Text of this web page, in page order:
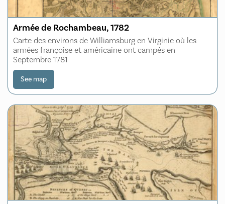
Armée de Rochambeau, 1782
Carte des environs de Williamsburg en Virginie où les
armées françoise et américaine ont campés en
Septembre 1781
See map